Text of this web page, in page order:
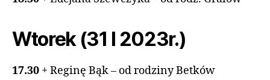
Wtorek (31 I 2023r.)
17.30 + Reginę Bąk – od rodziny Betków